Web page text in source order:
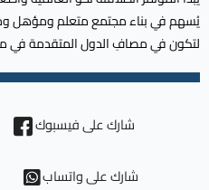
يُسهم في بناء مجتمع متعلم ومؤهل
لتكون في مصافِ الدول المتقدمة في
شارك على فيسبوك
شارك على واتساب